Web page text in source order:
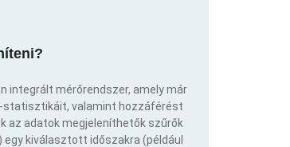
integrált mérőrendszer, amely már
valamint hozzáférést
az adatok megjeleníthetők szűrők
egy kiválasztott időszakra (például